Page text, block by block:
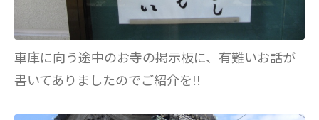
車庫に向う途中のお寺の掲示板に、有難いお話が
書いてありましたのでご紹介を!!